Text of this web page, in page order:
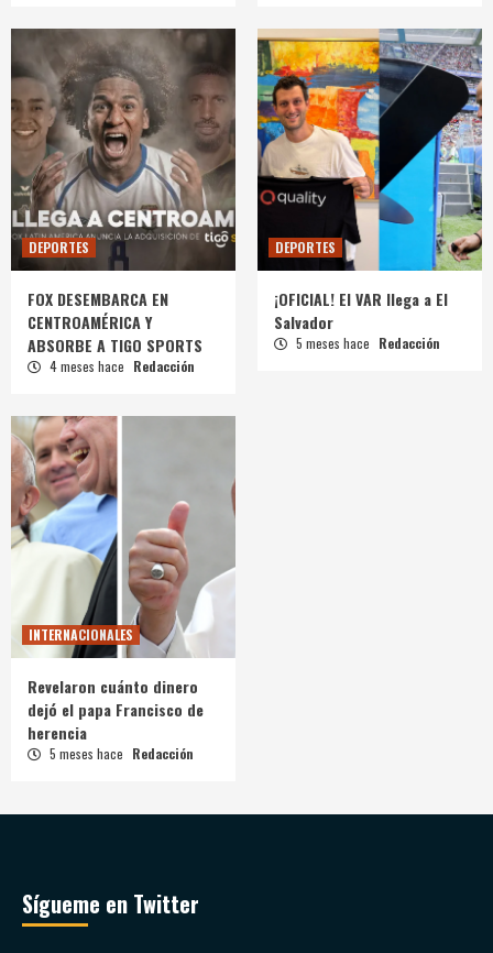
DEPORTES
FOX DESEMBARCA EN
CENTROAMÉRICA Y
ABSORBE A TIGO SPORTS
4 meses hace Redacción
DEPORTES
¡OFICIAL! El VAR llega a El
Salvador
5 meses hace Redacción
INTERNACIONALES
Revelaron cuánto dinero
dejó el papa Francisco de
herencia
5 meses hace Redacción
Sígueme en Twitter